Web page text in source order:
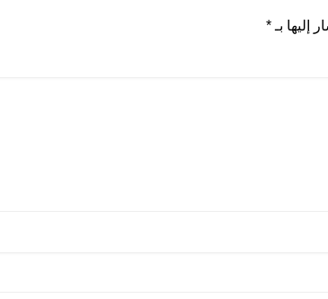
إليها بـ *